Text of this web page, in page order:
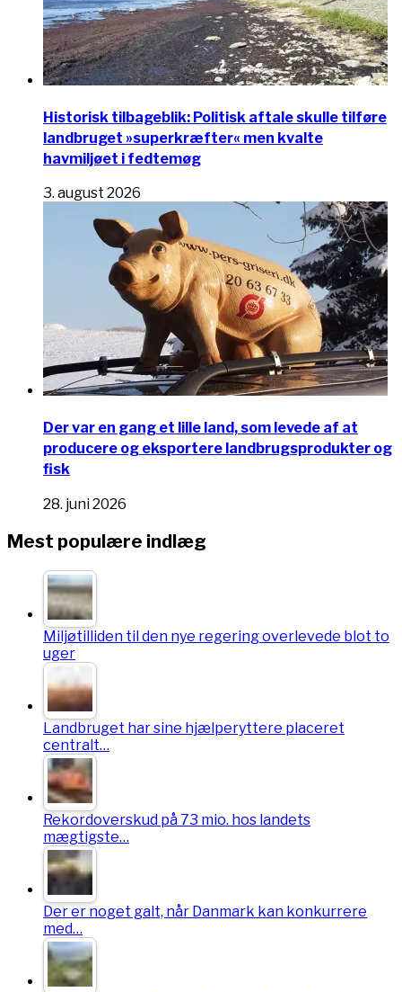
Historisk tilbageblik: Politisk aftale skulle tilføre
landbruget »superkræfter« men kvalte
havmiljøet i fedtemøg
3. august 2026
Der var en gang et lille land, som levede af at
producere og eksportere landbrugsprodukter og
fisk
28. juni 2026
Mest populære indlæg
Miljøtilliden til den nye regering overlevede blot to
uger
Landbruget har sine hjælperyttere placeret
centralt…
Rekordoverskud på 73 mio. hos landets
mægtigste…
Der er noget galt, når Danmark kan konkurrere
med…